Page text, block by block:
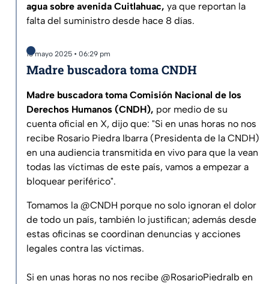
agua sobre avenida Cuitlahuac, ya que reportan la
falta del suministro desde hace 8 días.
13 mayo 2025 • 06:29 pm
Madre buscadora toma CNDH
Madre buscadora toma Comisión Nacional de los
Derechos Humanos (CNDH), por medio de su
cuenta oficial en X, dijo que: "Si en unas horas no nos
recibe Rosario Piedra Ibarra (Presidenta de la CNDH)
en una audiencia transmitida en vivo para que la vean
todas las víctimas de este país, vamos a empezar a
bloquear periférico".
Tomamos la @CNDH porque no solo ignoran el dolor
de todo un país, también lo justifican; además desde
estas oficinas se coordinan denuncias y acciones
legales contra las víctimas.
Si en unas horas no nos recibe @RosarioPiedraIb en